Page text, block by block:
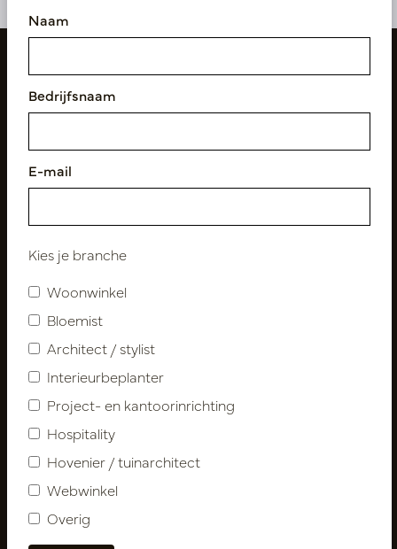
Volg ons
Nieuwsbrief
Abonneer
Over ons
Nieuwsbrief
Privacy Policy
Leveringsvoorwaarden
Naam
Bedrijfsnaam
E-mail
Kies je branche
Woonwinkel
Bloemist
Architect / stylist
Interieurbeplanter
Project- en kantoorinrichting
Hospitality
Hovenier / tuinarchitect
Webwinkel
Overig